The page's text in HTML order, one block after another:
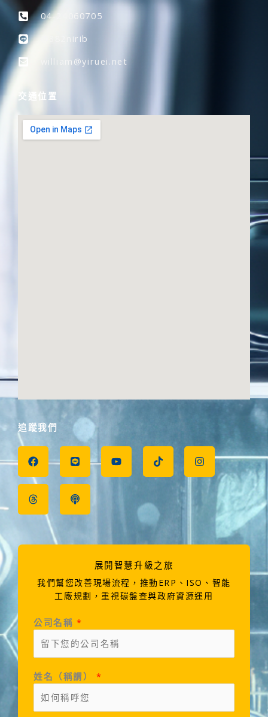
04-24060705
@382nirib
william@yiruei.net
交通位置
追蹤我們
F
a
c
e
b
o
o
L
i
e
Y
o
t
T
i
k
t
I
n
t
T
h
r
e
a
d
s
P
o
c
a
s
t
展開智慧升級之旅
我們幫您改善現場流程，推動ERP、ISO、智能
工廠規劃，重視碳盤查與政府資源運用
公司名稱 *
姓名（稱謂）*